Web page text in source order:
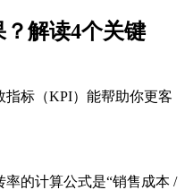
解读4个关键
标（KPI）能帮助你更客
率的计算公式是“销售成本 /